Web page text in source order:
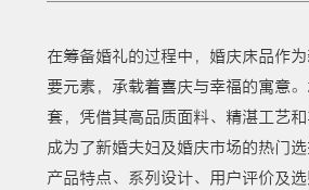
在筹备婚礼的过程中，婚庆床品作
要元素，承载着喜庆与幸福的寓意
套，凭借其高品质面料、精湛工艺和
成为了新婚夫妇及婚庆市场的热门
产品特点、系列设计、用户评价及选